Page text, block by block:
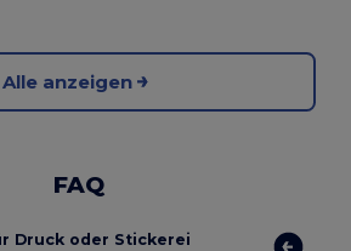
Alle anzeigen
FAQ
Druck oder Stickerei